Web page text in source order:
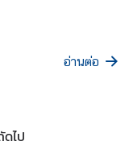
อ่านต่อ
ดไป